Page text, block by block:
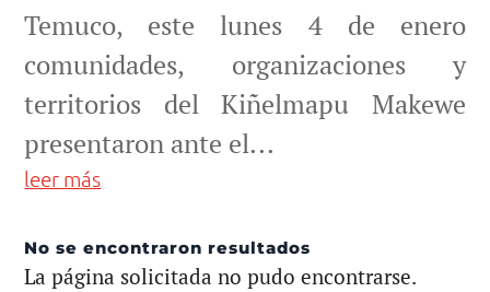
Temuco, este lunes 4 de enero
comunidades, organizaciones y
territorios del Kiñelmapu Makewe
presentaron ante el...
leer más
No se encontraron resultados
La página solicitada no pudo encontrarse.